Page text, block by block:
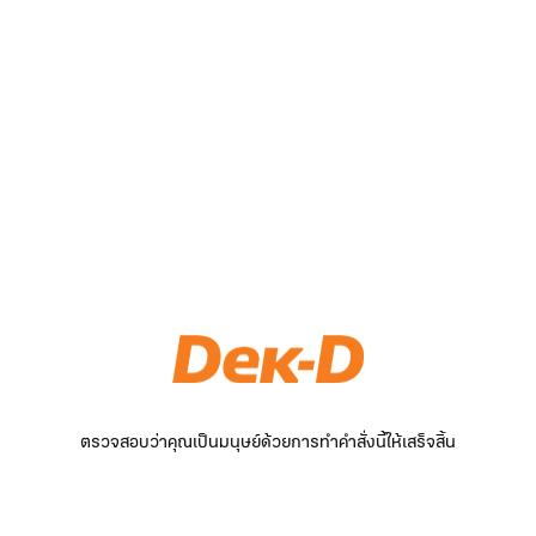
ตรวจสอบว่าคุณเป็นมนุษย์ด้วยการทำคำสั่งนี้ให้เสร็จสิ้น